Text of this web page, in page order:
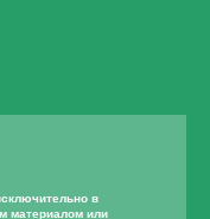
в
материалом или